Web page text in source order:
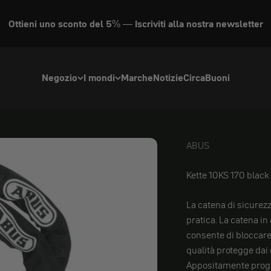
Ottieni uno sconto del 5% — Iscriviti alla nostra newsletter
Negozio I mondi MarcheNotizieCircaBuoni
ABUS
ABUS
Kette 10KS 170 black
La catena di
pratica. La catena
consente di
qualità protegge
Appositamente